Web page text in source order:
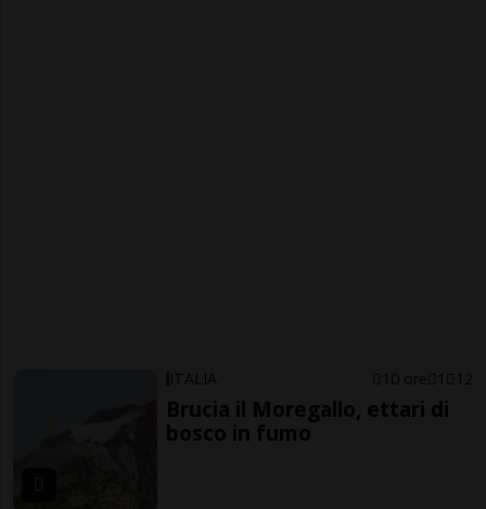
ITALIA 10 ore 1 12
Brucia il Moregallo, ettari di
bosco in fumo